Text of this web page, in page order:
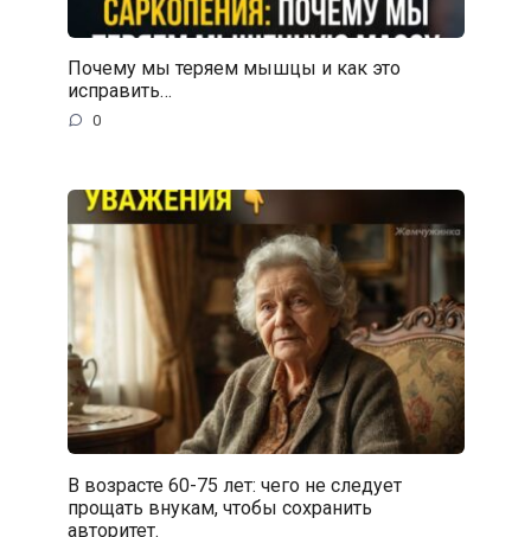
Почему мы теряем мышцы и как это
исправить…
0
В возрасте 60-75 лет: чего не следует
прощать внукам, чтобы сохранить
авторитет.